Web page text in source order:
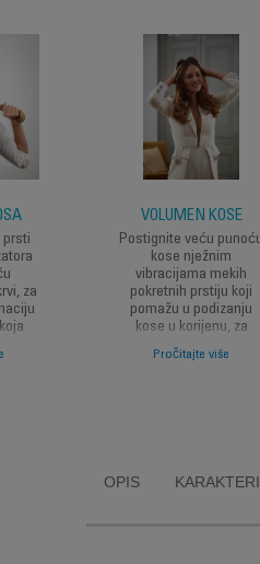
prsti
za
VOLUMEN KOSE
Postignite veću
kose nježnim
vibracijama mekih
pokretnih prstiju koji
pomažu u podizanju
kose u korijenu, za
sušenje koje dodaje
volumen i vitalnost vasoj
Pročitajte više
OPIS